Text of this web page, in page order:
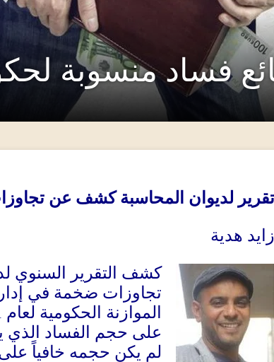
فساد منسوبة
تقرير لديوان المحاسبة كشف عن
زايد هدية
كشف التقرير السنوي
تجاوزات ضخمة في
الموازنة الحكومية لعام
على حجم الفساد الذي
لم يكن حجمه خافياً